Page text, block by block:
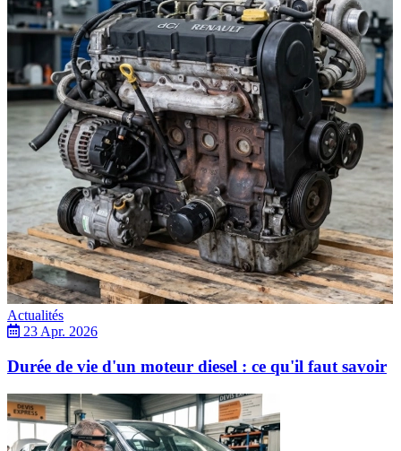
Actualités
23 Apr. 2026
Durée de vie d'un moteur diesel : ce qu'il faut savoir